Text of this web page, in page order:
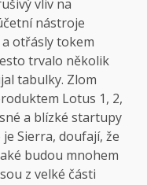
vliv na
nástroje
otřásly tokem
trvalo několik
tabulky. Zlom
Lotus 1, 2,
a blízké startupy
Sierra, doufají, že
budou mnohem
z velké části